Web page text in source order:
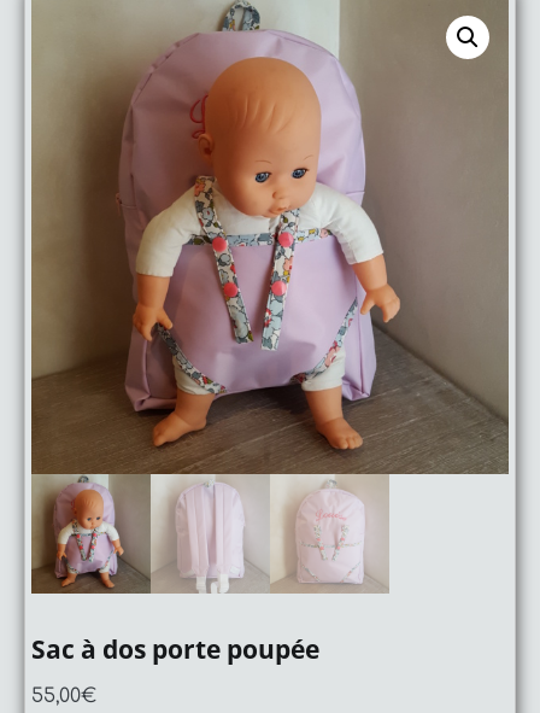
Sac à dos porte poupée
55,00€